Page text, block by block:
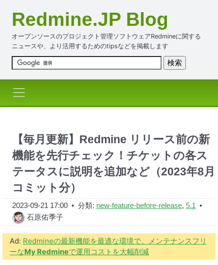
Redmine.JP Blog
オープンソースのプロジェクト管理ソフトウェアRedmineに関する
ニュースや、より活用するためのtipsなどを掲載します
【毎月更新】Redmine リリース前の新
機能を先行チェック！チケットの各ス
テータスに説明を追加など（2023年8月
コミット分）
2023-09-21 17:00 • 分類: new-feature-before-release, 5.1 •
石原佑季子
Ad: Redmineの最新機能を最適な環境で。メンテナンスフリ
ーなMy Redmineで運用コストを大幅削減